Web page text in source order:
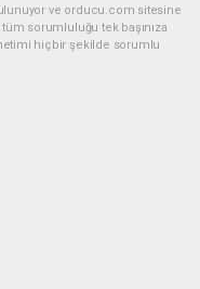
ve orducu.com sitesine
sorumluluğu tek başınıza
hiçbir şekilde sorumlu